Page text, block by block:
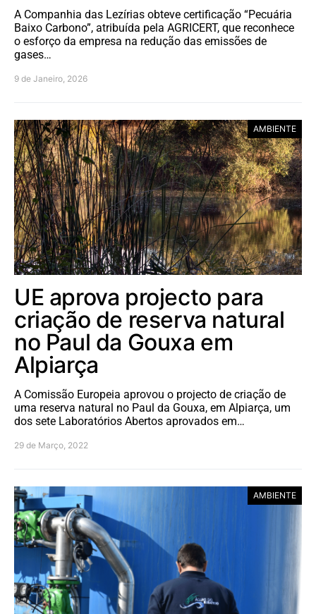
A Companhia das Lezírias obteve certificação “Pecuária
Baixo Carbono”, atribuída pela AGRICERT, que reconhece
o esforço da empresa na redução das emissões de
gases…
9 de Janeiro, 2026
AMBIENTE
UE aprova projecto para
criação de reserva natural
no Paul da Gouxa em
Alpiarça
A Comissão Europeia aprovou o projecto de criação de
uma reserva natural no Paul da Gouxa, em Alpiarça, um
dos sete Laboratórios Abertos aprovados em…
29 de Março, 2022
AMBIENTE